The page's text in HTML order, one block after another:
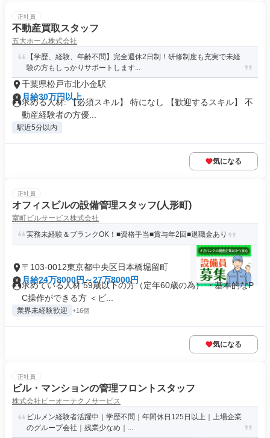
正社員
不動産買取スタッフ
五大ホーム株式会社
【学歴、経験、年齢不問】完全週休2日制！研修制度も充実で未経
験の方もしっかりサポートします...
千葉県松戸市北小金駅
月給30万円以上
求める人材: 【必須スキル】 特になし 【歓迎するスキル】 不
動産経験者の方優...
駅近5分以内
気になる
正社員
オフィスビルの設備管理スタッフ(人形町)
室町ビルサービス株式会社
実務未経験＆ブランクOK！■資格手当■賞与年2回■退職金あり
〒103-0012東京都中央区日本橋堀留町
月給24万8000円～27万8000円
求めている人材 59歳以下の方（定年60歳の為） ・基本的なP
C操作ができる方 ＜ビ...
業界未経験歓迎 +16個
気になる
正社員
ビル・マンションの管理フロントスタッフ
株式会社ピーオーテクノサービス
ビルメン経験者活躍中｜学歴不問｜年間休日125日以上｜上場企業
のグループ会社｜残業少なめ｜...